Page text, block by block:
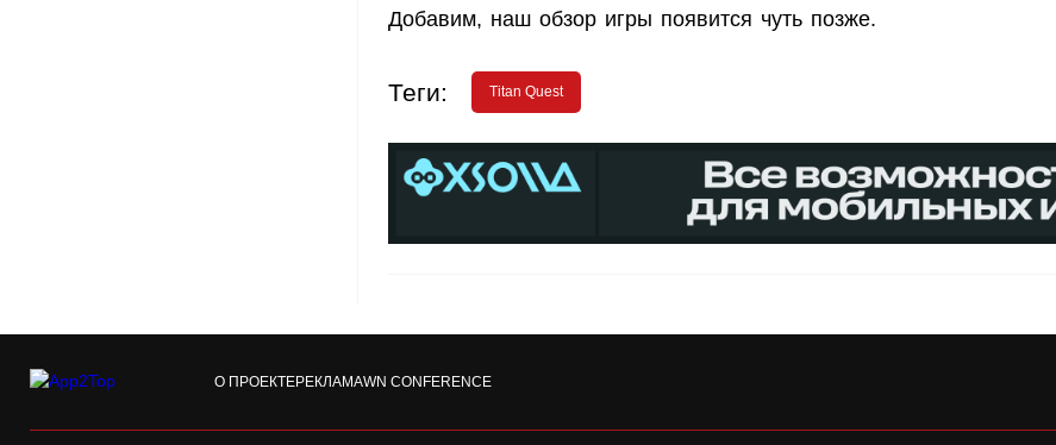
Добавим, наш обзор игры появится чуть позже.
Теги: Titan Quest
О ПРОЕКТЕРЕКЛАМАWN CONFERENCE